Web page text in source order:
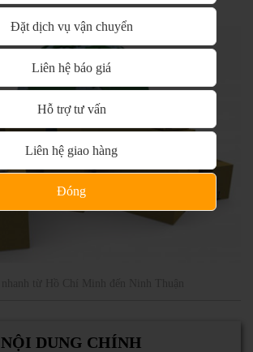
NỘI DUNG CHÍNH
Đặt dịch vụ vận chuyển
Liên hệ báo giá
Hỗ trợ tư vấn
Liên hệ giao hàng
Đóng